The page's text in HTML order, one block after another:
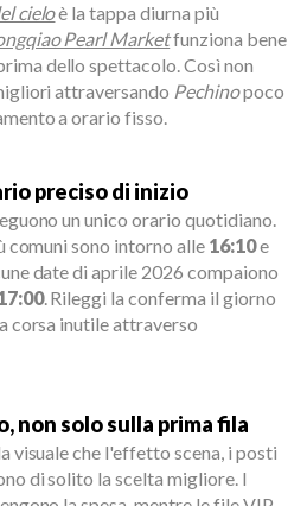
cieloè la tappa diurna più
Pearl Marketfunziona bene
dello spettacolo. Così non
attraversando Pechinopoco
a orario fisso.
preciso di inizio
un unico orario quotidiano.
comuni sono intorno alle 16:10e
date di aprile 2026 compaiono
. Rileggi la conferma il giorno
corsa inutile attraverso
non solo sulla prima fila
visuale che l'effetto scena, i posti
di solito la scelta migliore. I